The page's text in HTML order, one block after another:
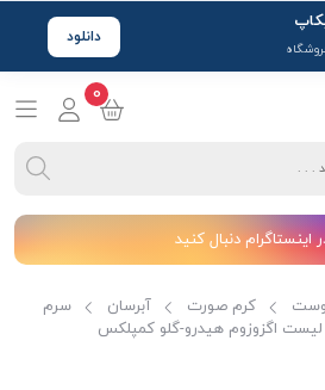
دانلود
0
اینستاگرام دنبال کنید
کرم صورت آبرسان
سرم
لیست اگزوزوم هیدرو-گلو کمپلکس